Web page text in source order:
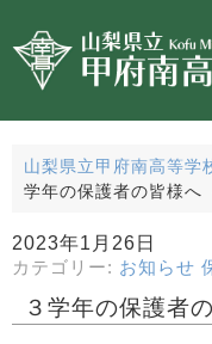
山梨県立甲府南高等学
学年の保護者の皆様へ
2023年1月26日
カテゴリー: お知らせ
３学年の保護者